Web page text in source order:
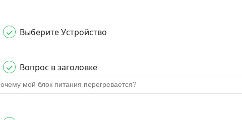
Выберите Устройство
Вопрос в заголовке